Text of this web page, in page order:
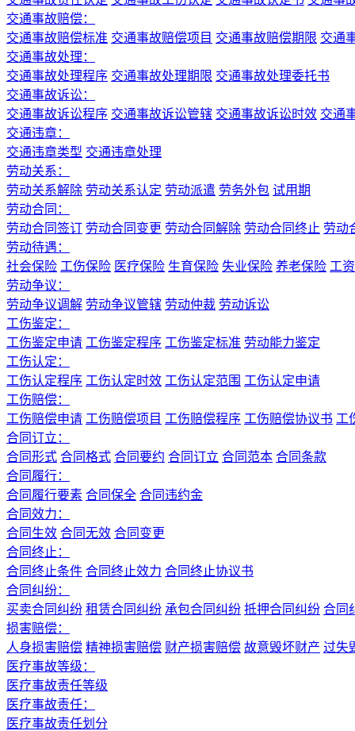
交通事故赔偿：
交通事故赔偿标准 交通事故赔偿项目 交通事故赔偿期限 交通
交通事故处理：
交通事故处理程序 交通事故处理期限 交通事故处理委托书
交通事故诉讼：
交通事故诉讼程序 交通事故诉讼管辖 交通事故诉讼时效 交通
交通违章：
交通违章类型 交通违章处理
劳动关系：
劳动关系解除 劳动关系认定 劳动派遣 劳务外包 试用期
劳动合同：
劳动合同签订 劳动合同变更 劳动合同解除 劳动合同终止 劳动
劳动待遇：
社会保险 工伤保险 医疗保险 生育保险 失业保险 养老保险 工资
劳动争议：
劳动争议调解 劳动争议管辖 劳动仲裁 劳动诉讼
工伤鉴定：
工伤鉴定申请 工伤鉴定程序 工伤鉴定标准 劳动能力鉴定
工伤认定：
工伤认定程序 工伤认定时效 工伤认定范围 工伤认定申请
工伤赔偿：
工伤赔偿申请 工伤赔偿项目 工伤赔偿程序 工伤赔偿协议书 工
合同订立：
合同形式 合同格式 合同要约 合同订立 合同范本 合同条款
合同履行：
合同履行要素 合同保全 合同违约金
合同效力：
合同生效 合同无效 合同变更
合同终止：
合同终止条件 合同终止效力 合同终止协议书
合同纠纷：
买卖合同纠纷 租赁合同纠纷 承包合同纠纷 抵押合同纠纷 合同
损害赔偿：
人身损害赔偿 精神损害赔偿 财产损害赔偿 故意毁坏财产 过失
医疗事故等级：
医疗事故责任等级
医疗事故责任：
医疗事故责任划分